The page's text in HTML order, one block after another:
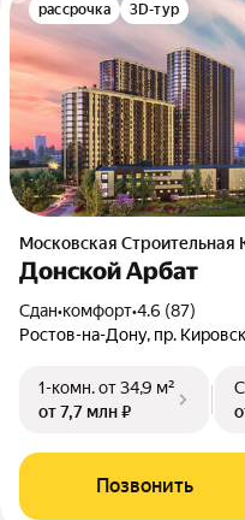
рассрочка 3D-тур
Московская Строительная
Донской Арбат
Сдан•комфорт•4.6 (87)
Ростов-на-Дону, пр.
1-комн.от 34,9 м²
от 7,7 млн ₽
Позвонить